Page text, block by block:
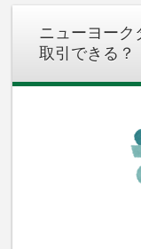
ニューヨーク
取引できる？